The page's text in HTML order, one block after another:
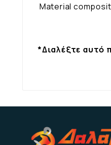
Material
*Διαλέξτε αυτό